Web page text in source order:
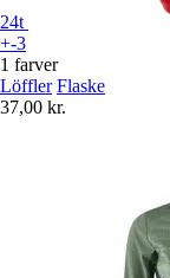
24t
+-3
1 farver
Löffler Flaske
37,00 kr.